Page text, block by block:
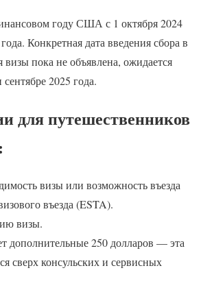
году США с 1 октября 2024
Конкретная дата введения сбора в
пока не объявлена, ожидается
2025 года.
для путешественников
визы или возможность въезда
въезда (ESTA).
визы.
дополнительные 250 долларов — эта
сверх консульских и сервисных